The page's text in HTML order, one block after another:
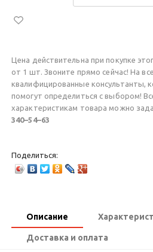
Цена действительна при покупке
от 1 шт. Звоните прямо сейчас! На
квалифицированные консультанты,
помогут определиться с выбором!
характеристикам товара можно
340–54–63
Поделиться:
Описание
Доставка и оплата